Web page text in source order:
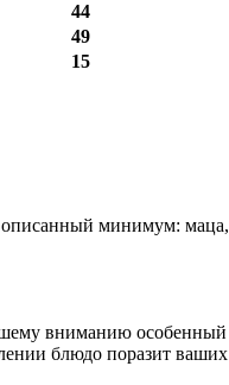
44
49
15
описанный минимум: маца,
вниманию особенный
блюдо поразит ваших